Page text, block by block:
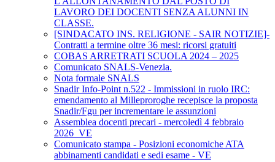
LAVORO DEI DOCENTI SENZA ALUNNI IN
CLASSE.
[SINDACATO INS. RELIGIONE - SAIR NOTIZIE]-
Contratti a termine oltre 36 mesi: ricorsi gratuiti
COBAS ARRETRATI SCUOLA 2024 – 2025
Comunicato SNALS-Venezia.
Nota formale SNALS
Snadir Info-Point n.522 - Immissioni in ruolo IRC:
emendamento al Milleproroghe recepisce la proposta
Snadir/Fgu per incrementare le assunzioni
Assemblea docenti precari - mercoledì 4 febbraio
2026_VE
Comunicato stampa - Posizioni economiche ATA
abbinamenti candidati e sedi esame - VE